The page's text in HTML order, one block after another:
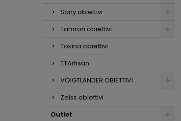
Sony obiettivi
Tamron obiettivi
Tokina obiettivi
TTArtisan
VOIGTLANDER OBIETTIVI
Zeiss obiettivi
Outlet
Mario Massini
Ho molto
apprezzato la
scrupolosità nella
valutazione del mio
usato e i consigli per
Tutto
pretendere di